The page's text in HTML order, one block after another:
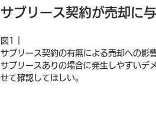
サブリース契約が売却に
図1｜
サブリース契約の有無による売却への影
サブリースありの場合に発生しやすいデ
せて確認してほしい。